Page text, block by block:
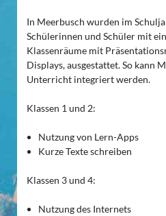
In Meerbusch wurden im
Schülerinnen und Schüler mit
Klassenräume mit
Displays, ausgestattet. So kann
Unterricht integriert werden.
Klassen 1 und 2:
Nutzung von Lern-Apps
Kurze Texte schreiben
Klassen 3 und 4:
Nutzung des Internets